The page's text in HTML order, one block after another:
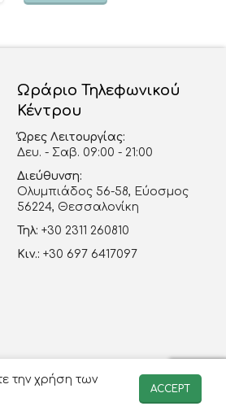
Ωράριο Τηλεφωνικού
Κέντρου
Ώρες Λειτουργίας:
Δευ. - Σαβ. 09:00 - 21:00
Διεύθυνση:
Ολυμπιάδος 56-58, Εύοσμος
56224, Θεσσαλονίκη
Τηλ: +30 2311 260810
Κιν.: +30 697 6417097
την χρήση των
ACCEPT